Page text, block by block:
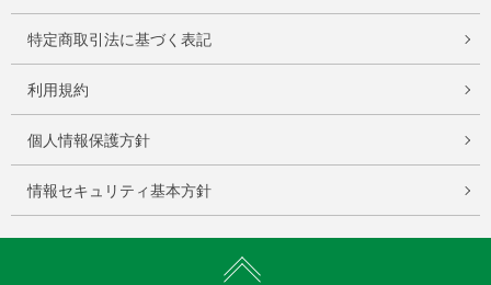
特定商取引法に基づく表記
利用規約
個人情報保護方針
情報セキュリティ基本方針